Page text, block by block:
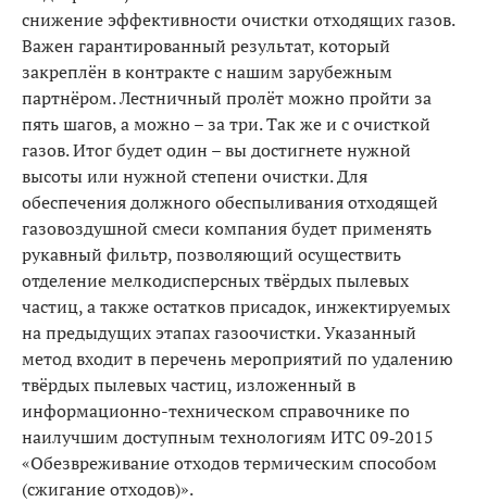
снижение эффективности очистки отходящих га­зов.
Важен гарантированный результат, который
закреплён в контракте с нашим зарубежным
партнёром. Лестничный пролёт можно пройти за
пять шагов, а можно – за три. Так же и с очисткой
газов. Итог будет один – вы достигнете нужной
высоты или нужной степени очистки. Для
обеспечения должного обеспыливания отходящей
газовоздушной смеси компания будет применять
рукавный фильтр, позволяющий осу­ществить
отделение мелкодисперсных твёрдых пылевых
частиц, а также остатков присадок, инжектируемых
на предыдущих этапах газоочистки. Указанный
метод входит в перечень мероприятий по удалению
твёрдых пылевых частиц, изложенный в
информационно-техническом справочни­ке по
наилучшим доступным технологиям ИТС 09‑2015
«Обезвреживание отходов термическим способом
(сжигание отходов)».